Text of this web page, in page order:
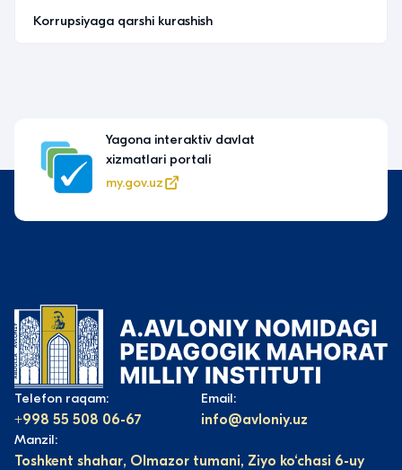
Korrupsiyaga qarshi kurashish
Yagona interaktiv davlat
xizmatlari portali
my.gov.uz
Telefon raqam:
+998 55 508 06-67
Email:
info@avloniy.uz
Manzil:
Toshkent shahar, Olmazor tumani, Ziyo ko‘chasi 6-uy